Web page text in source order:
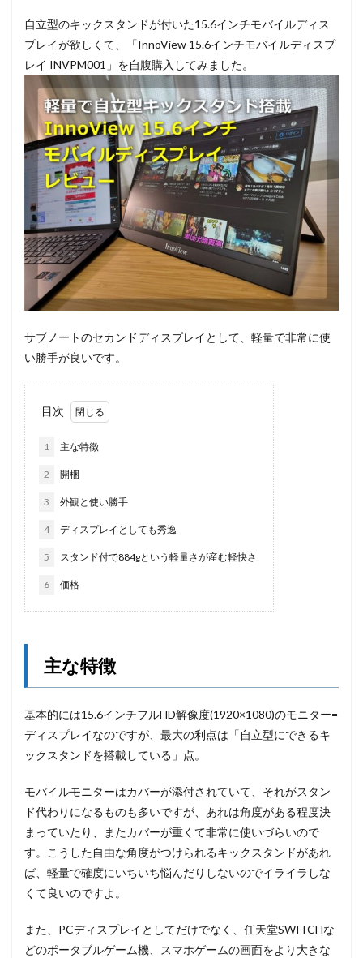
自立型のキックスタンドが付いた15.6インチモバイルディス
プレイが欲しくて、「InnoView 15.6インチモバイルディスプ
レイ ‎INVPM001」を自腹購入してみました。
サブノートのセカンドディスプレイとして、軽量で非常に使
い勝手が良いです。
目次
1 主な特徴
2 開梱
3 外観と使い勝手
4 ディスプレイとしても秀逸
5 スタンド付で884gという軽量さが産む軽快さ
6 価格
主な特徴
基本的には15.6インチフルHD解像度(1920×1080)のモニター=
ディスプレイなのですが、最大の利点は「自立型にできるキ
ックスタンドを搭載している」点。
モバイルモニターはカバーが添付されていて、それがスタン
ド代わりになるものも多いですが、あれは角度がある程度決
まっていたり、またカバーが重くて非常に使いづらいので
す。こうした自由な角度がつけられるキックスタンドがあれ
ば、軽量で確度にいちいち悩んだりしないのでイライラしな
くて良いのですよ。
また、PCディスプレイとしてだけでなく、任天堂SWITCHな
どのポータブルゲーム機、スマホゲームの画面をより大きな